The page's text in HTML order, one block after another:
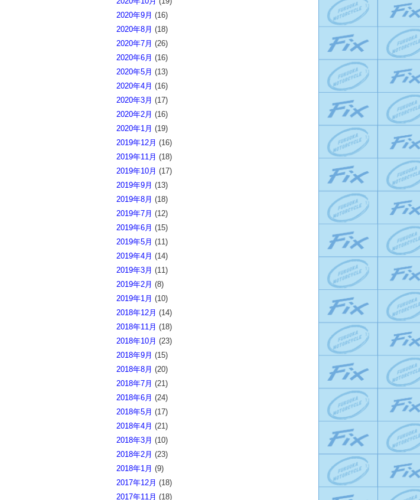
2020年9月 (16)
2020年8月 (18)
2020年7月 (26)
2020年6月 (16)
2020年5月 (13)
2020年4月 (16)
2020年3月 (17)
2020年2月 (16)
2020年1月 (19)
2019年12月 (16)
2019年11月 (18)
2019年10月 (17)
2019年9月 (13)
2019年8月 (18)
2019年7月 (12)
2019年6月 (15)
2019年5月 (11)
2019年4月 (14)
2019年3月 (11)
2019年2月 (8)
2019年1月 (10)
2018年12月 (14)
2018年11月 (18)
2018年10月 (23)
2018年9月 (15)
2018年8月 (20)
2018年7月 (21)
2018年6月 (24)
2018年5月 (17)
2018年4月 (21)
2018年3月 (10)
2018年2月 (23)
2018年1月 (9)
2017年12月 (18)
2017年11月 (18)